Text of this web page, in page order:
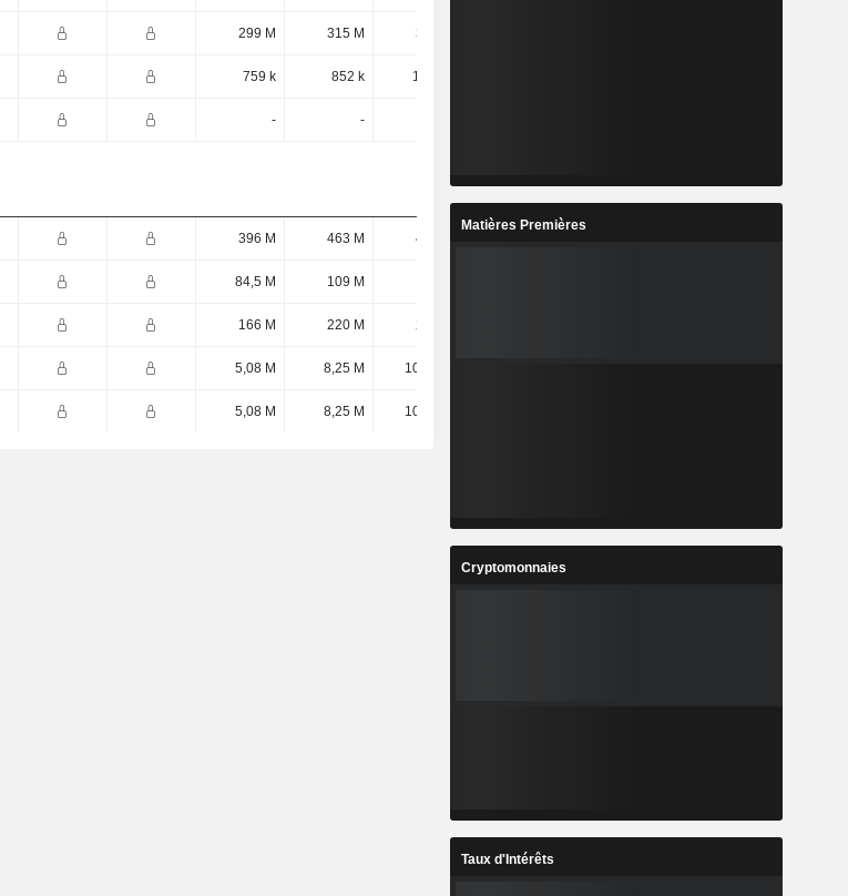
299 M 315 M 349 M
759 k 852 k 1,94 M
- -
396 M 463 M 473 M
84,5 M 109 M
166 M 220 M 256 M
5,08 M 8,25 M 10,87 M
5,08 M 8,25 M 10,87 M
Matières Premières
Cryptomonnaies
Taux d'Intérêts